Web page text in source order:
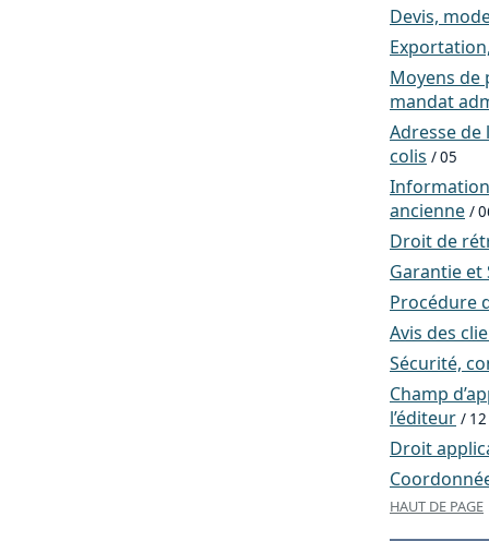
Devis,
Moyens de
mandat
Adresse
colis / 05
ancienne /
Droit de
Garantie et
Procédure
Avis des
Sécurité,
Champ
l’éditeur / 12
Droit
HAUT DE PAGE